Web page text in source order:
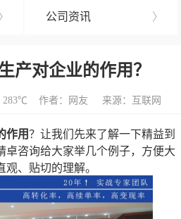
公司资讯 〉
产对企业的作用？
283℃ 作者：网友 来源：互联网
作用？让我们先来了解一下精益到
卓咨询给大家举几个例子，方便大
、贴切的理解。